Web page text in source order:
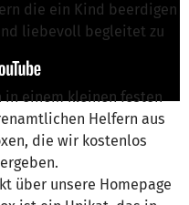
die ein Kind beerdigen
liebevoll begleitet zu
einem kleinen festen
Helfern aus
die wir kostenlos
über unsere Homepage